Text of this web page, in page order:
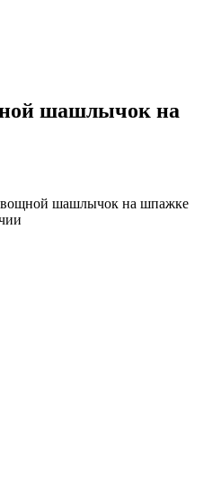
шашлычок на
шашлычок на шпажке